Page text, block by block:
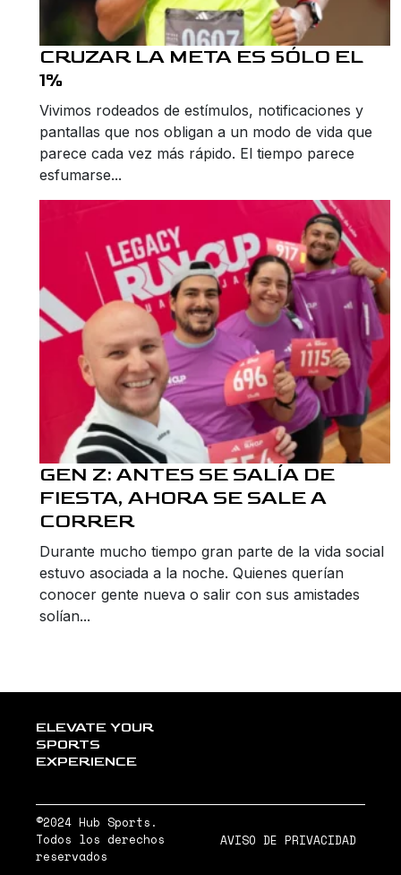
CRUZAR LA META ES SÓLO EL
1%
Vivimos rodeados de estímulos, notificaciones y
pantallas que nos obligan a un modo de vida que
parece cada vez más rápido. El tiempo parece
esfumarse...
GEN Z: ANTES SE SALÍA DE
FIESTA, AHORA SE SALE A
CORRER
Durante mucho tiempo gran parte de la vida social
estuvo asociada a la noche. Quienes querían
conocer gente nueva o salir con sus amistades
solían...
ELEVATE YOUR
SPORTS
EXPERIENCE
©2024 Hub Sports.
Todos los derechos
reservados
AVISO DE PRIVACIDAD